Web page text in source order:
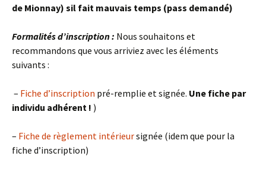
de Mionnay) sil fait mauvais temps (pass demandé)
Formalités d’inscription : Nous souhaitons et
recommandons que vous arriviez avec les éléments
suivants :
– Fiche d’inscription pré-remplie et signée. Une fiche par
individu adhérent ! )
– Fiche de règlement intérieursignée (idem que pour la
fiche d’inscription)